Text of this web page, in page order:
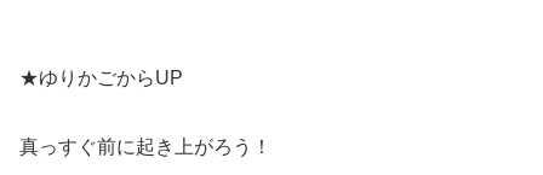
★ゆりかごからUP
真っすぐ前に起き上がろう！